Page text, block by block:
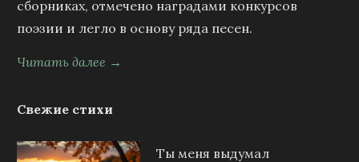
сборниках, отмечено наградами конкурсов
поэзии и легло в основу ряда песен.
Читать далее →
Свежие стихи
Ты меня выдумал